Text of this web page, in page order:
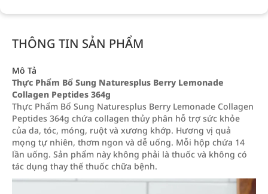
THÔNG TIN SẢN PHẨM
Mô Tả
Thực Phẩm Bổ Sung Naturesplus Berry Lemonade
Collagen Peptides 364g
Thực Phẩm Bổ Sung Naturesplus Berry Lemonade Collagen
Peptides 364g chứa collagen thủy phân hỗ trợ sức khỏe
của da, tóc, móng, ruột và xương khớp. Hương vị quả
mọng tự nhiên, thơm ngon và dễ uống. Mỗi hộp chứa 14
lần uống. Sản phẩm này không phải là thuốc và không có
tác dụng thay thế thuốc chữa bệnh.